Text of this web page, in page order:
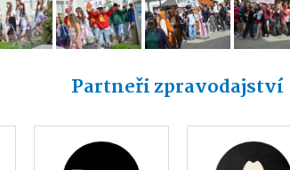
Partneři zpravodajství